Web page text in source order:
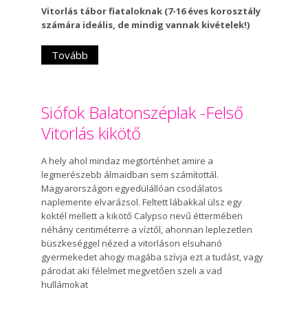
Vitorlás tábor fiataloknak (7-16 éves korosztály
számára ideális, de mindig vannak kivételek!)
Tovább
Siófok Balatonszéplak -Felső
Vitorlás kikötő
A hely ahol mindaz megtörténhet amire a
legmerészebb álmaidban sem számítottál.
Magyarországon egyedülállóan csodálatos
naplemente elvarázsol. Feltett lábakkal ülsz egy
koktél mellett a kikötő Calypso nevű éttermében
néhány centiméterre a víztől, ahonnan leplezetlen
büszkeséggel nézed a vitorláson elsuhanó
gyermekedet ahogy magába szívja ezt a tudást, vagy
párodat aki félelmet megvetően szeli a vad
hullámokat